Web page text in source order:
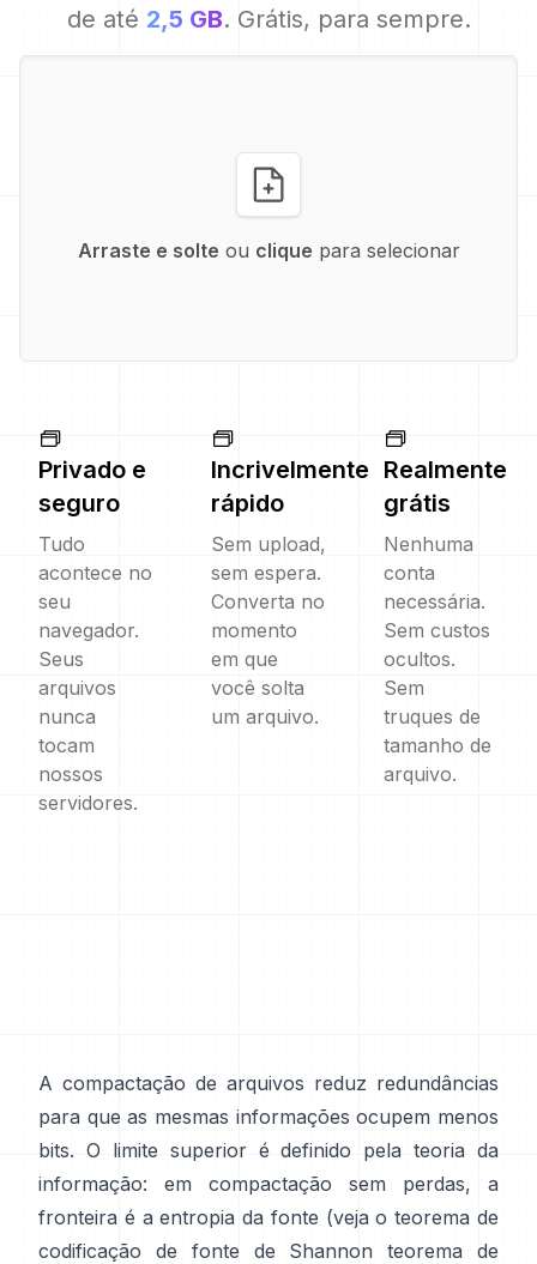
de até 2,5 GB. Grátis, para sempre.
Arraste e solte ou clique para selecionar
Privado e
seguro
Tudo
acontece no
seu
navegador.
Seus
arquivos
nunca
tocam
nossos
servidores.
Incrivelmente
rápido
Sem upload,
sem espera.
Converta no
momento
em que
você solta
um arquivo.
Realmente
grátis
Nenhuma
conta
necessária.
Sem custos
ocultos.
Sem
truques de
tamanho de
arquivo.
A compactação de arquivos reduz redundâncias
para que as mesmas informações ocupem menos
bits. O limite superior é definido pela teoria da
informação: em compactação sem perdas, a
fronteira é a entropia da fonte (veja o teorema de
codificação de fonte de Shannon
teorema de